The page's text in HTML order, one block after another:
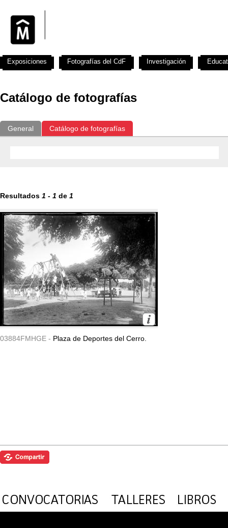
Catálogo de fotografías
General Catálogo de fotografías
Resultados 1 - 1 de 1
03884FMHGE - Plaza de Deportes del Cerro.
Exposiciones Fotografías del CdF Investigación